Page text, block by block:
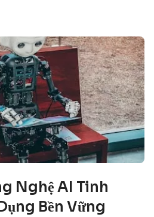
Nghệ AI Tinh
Bền Vững